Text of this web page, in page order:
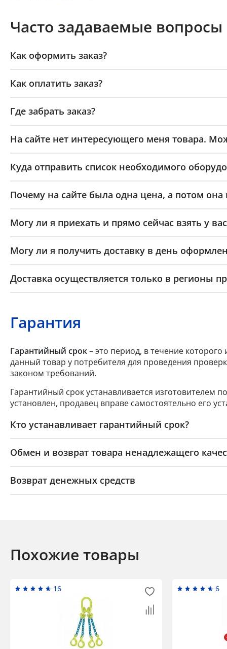
Часто задаваемые вопросы
Как оформить заказ?
Как оплатить заказ?
Где забрать заказ?
На сайте нет интересующего меня товара.
Куда отправить список необходимого
Почему на сайте была одна цена, а потом она
Могу ли я приехать и прямо сейчас взять у
Могу ли я получить доставку в день
Доставка осуществляется только в регионы
Гарантия
Гарантийный срок– это период, в течение которого
данный товар у потребителя для проведения
законом требований.
Гарантийный срок устанавливается изготовителем
установлен, продавец вправе самостоятельно его
Кто устанавливает гарантийный срок?
Обмен и возврат товара ненадлежащего
Возврат денежных средств
Похожие товары
16 6